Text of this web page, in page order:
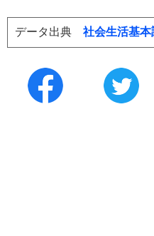
データ出典 社会生活基本